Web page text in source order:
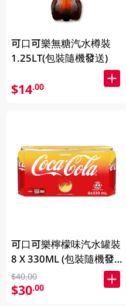
可口可樂無糖汽水樽裝
1.25LT(包裝隨機發送)
$14.00
可口可樂檸檬味汽水罐裝
8 X 330ML (包裝隨機發
放)
$40.00
$30.00